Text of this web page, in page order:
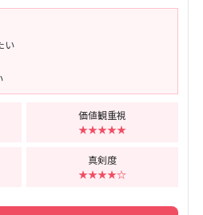
い
価値観重視
★★★★★
真剣度
★★★★☆